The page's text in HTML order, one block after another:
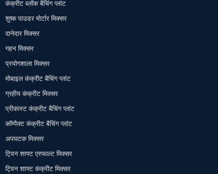
कंक्रीट ब्लॉक बैचिंग प्लांट
शुष्क पाउडर मोर्टार मिक्सर
दानेदार मिक्सर
गहन मिक्सर
प्रयोगशाला मिक्सर
मोबाइल कंक्रीट बैचिंग प्लांट
ग्रहीय कंक्रीट मिक्सर
प्रीकास्ट कंक्रीट बैचिंग प्लांट
कॉम्पैक्ट कंक्रीट बैचिंग प्लांट
अपघटक मिक्सर
ट्विन शाफ्ट एस्फाल्ट मिक्सर
ट्विन शाफ्ट कंक्रीट मिक्सर